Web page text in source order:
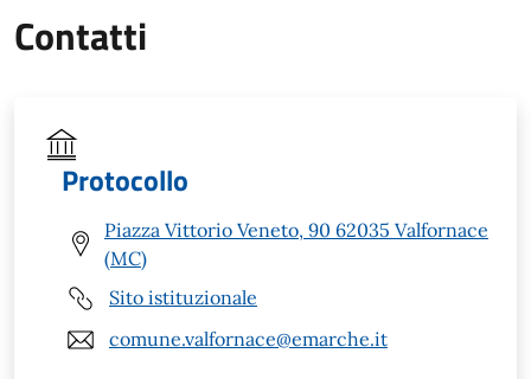
Contatti
Protocollo
Piazza Vittorio Veneto, 90 62035 Valfornace
(MC)
Sito istituzionale
comune.valfornace@emarche.it